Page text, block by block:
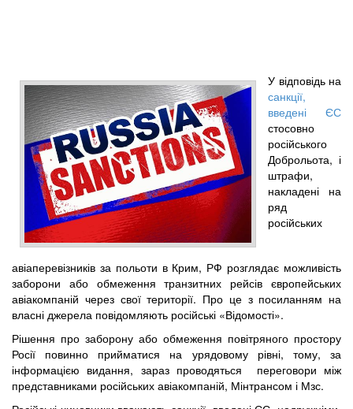
У відповідь на
санкції,
введені ЄС
стосовно
російського
Доброльота, і
штрафи,
накладені на
ряд
російських
авіаперевізників за польоти в Крим, РФ розглядає можливість
заборони або обмеження транзитних рейсів європейських
авіакомпаній через свої території. Про це з посиланням на
власні джерела повідомляють російські «Відомості».
Рішення про заборону або обмеження повітряного простору
Росії повинно прийматися на урядовому рівні, тому, за
інформацією видання, зараз проводяться переговори між
представниками російських авіакомпаній, Мінтрансом і Мзс.